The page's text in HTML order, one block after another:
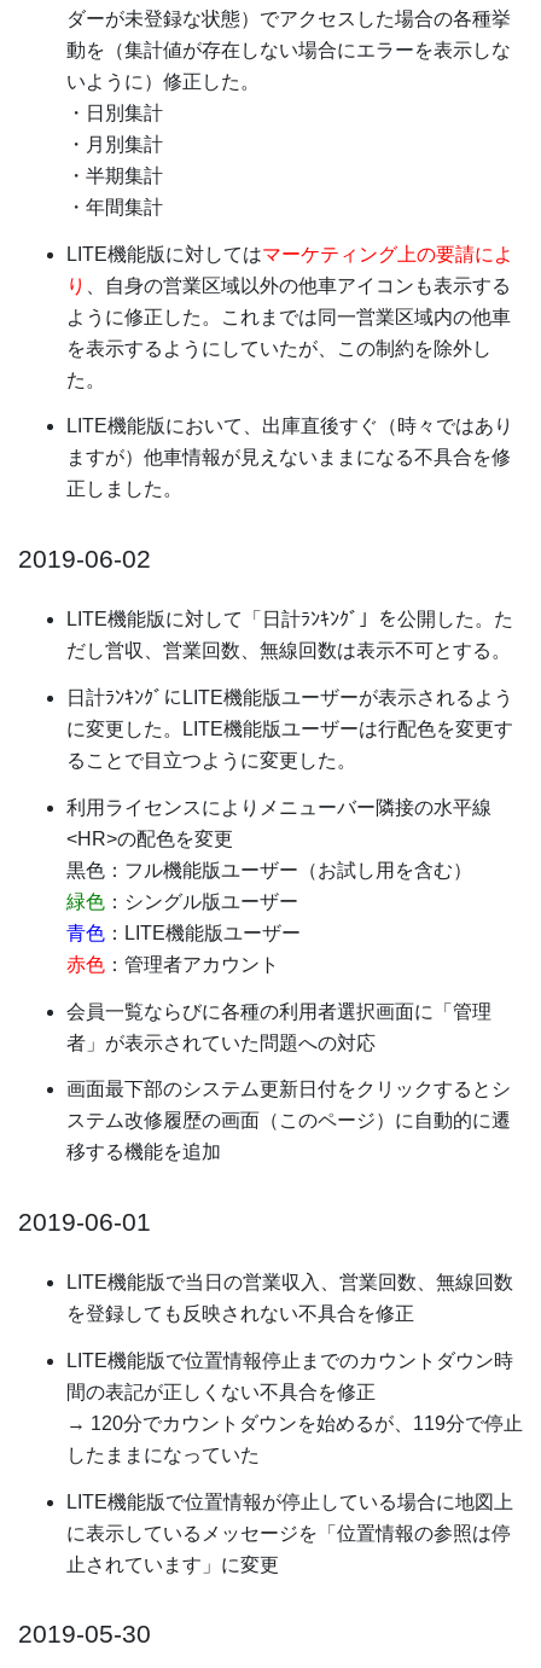
ダーが未登録な状態）でアクセスした場合の各種挙
動を（集計値が存在しない場合にエラーを表示しな
いように）修正した。
・日別集計
・月別集計
・半期集計
・年間集計
LITE機能版に対してはマーケティング上の要請によ
り
、自身の営業区域以外の他車アイコンも表示する
ように修正した。これまでは同一営業区域内の他車
を表示するようにしていたが、この制約を除外し
た。
LITE機能版において、出庫直後すぐ（時々ではあり
ますが）他車情報が見えないままになる不具合を修
正しました。
2019-06-02
LITE機能版に対して「日計ﾗﾝｷﾝｸﾞ」を公開した。た
だし営収、営業回数、無線回数は表示不可とする。
日計ﾗﾝｷﾝｸﾞにLITE機能版ユーザーが表示されるよう
に変更した。LITE機能版ユーザーは行配色を変更す
ることで目立つように変更した。
利用ライセンスによりメニューバー隣接の水平線
<HR>の配色を変更
黒色：フル機能版ユーザー（お試し用を含む）
緑色 ：シングル版ユーザー
青色 ：LITE機能版ユーザー
赤色 ：管理者アカウント
会員一覧ならびに各種の利用者選択画面に「管理
者」が表示されていた問題への対応
画面最下部のシステム更新日付をクリックするとシ
ステム改修履歴の画面（このページ）に自動的に遷
移する機能を追加
2019-06-01
LITE機能版で当日の営業収入、営業回数、無線回数
を登録しても反映されない不具合を修正
LITE機能版で位置情報停止までのカウントダウン時
間の表記が正しくない不具合を修正
→ 120分でカウントダウンを始めるが、119分で停止
したままになっていた
LITE機能版で位置情報が停止している場合に地図上
に表示しているメッセージを「位置情報の参照は停
止されています」に変更
2019-05-30